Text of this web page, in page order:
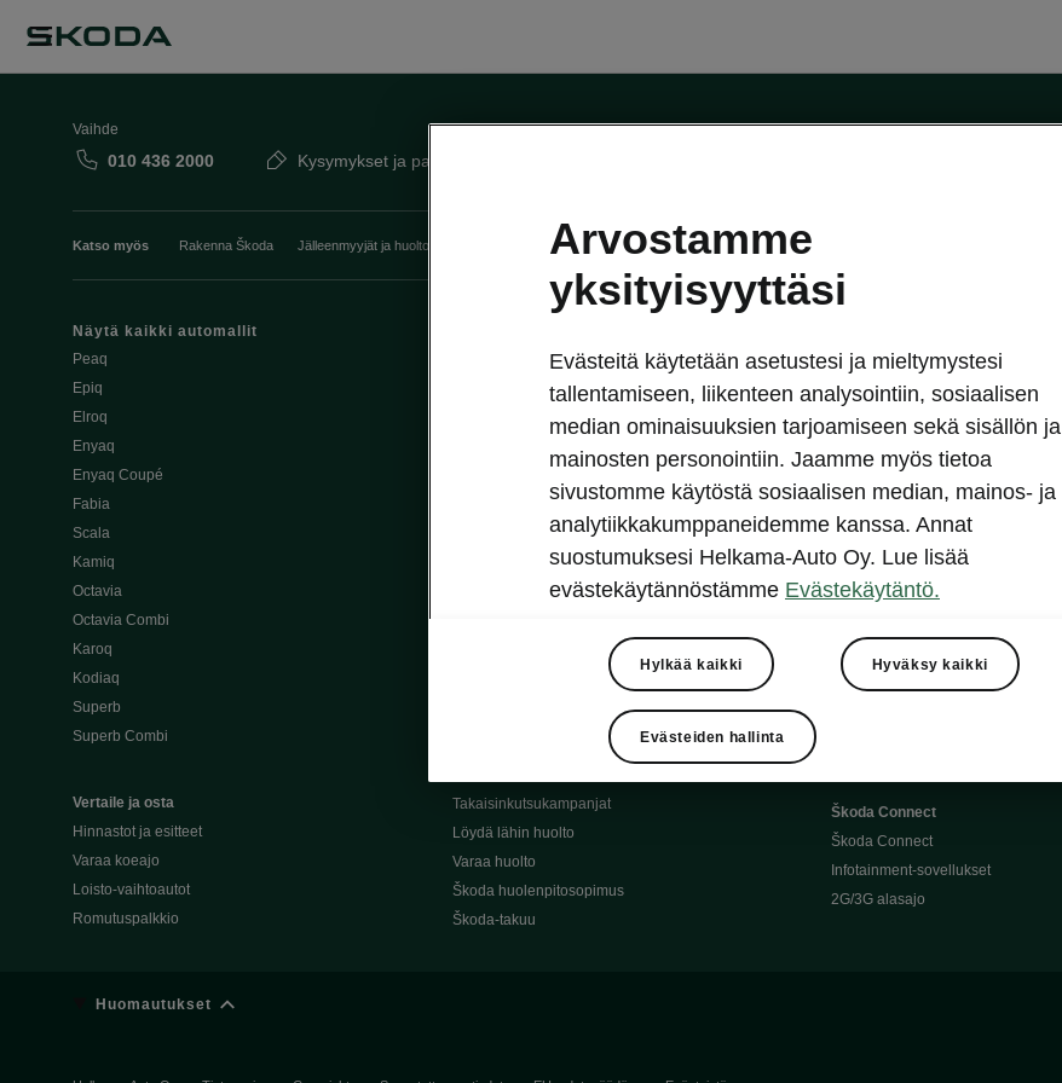
Vaihde
010 436 2000 Kysymykset ja palaute
Katso myös Rakenna Škoda Jälleenmyyjät ja huolto Heti vapaat Škoda-mallit Käyttöohjeet Škoda Shop
Näytä kaikki automallit
Peaq
Epiq
Elroq
Enyaq
Enyaq Coupé
Fabia
Scala
Kamiq
Octavia
Octavia Combi
Karoq
Kodiaq
Superb
Superb Combi
Vertaile ja osta
Hinnastot ja esitteet
Varaa koeajo
Loisto-vaihtoautot
Romutuspalkkio
Osta Škoda verkossa
Škoda Yksityisleasing
Škodan Vakuutus
Škoda 4×4 -mallit
Škoda-katumaasturimallit
Alkuperäiset Škoda-varaosat
Alkuperäiset Škoda-moottoriöljyt
Takaisinkutsukampanjat
Löydä lähin huolto
Varaa huolto
Škoda huolenpitosopimus
Škoda-takuu
Avustinjärjestelmät
Sähköautot ja hybridit
Sähköautot ja hybridit
Ladattavat hybridit
Vinkkejä sähköautoiluun
Ajoakku ja turvallisuus
Ohjelmiston päivitys
Kotilataus
Latauspisteet kartalla
Škoda Connect
Škoda Connect
Infotainment-sovellukset
2G/3G alasajo
Huomautukset
Arvostamme
yksityisyyttäsi
Evästeitä käytetään asetustesi ja mieltymystesi
tallentamiseen, liikenteen analysointiin, sosiaalisen
median ominaisuuksien tarjoamiseen sekä sisällön ja
mainosten personointiin. Jaamme myös tietoa
sivustomme käytöstä sosiaalisen median, mainos- ja
analytiikkakumppaneidemme kanssa. Annat
suostumuksesi Helkama-Auto Oy. Lue lisää
evästekäytännöstämme Evästekäytäntö.
Hylkää kaikki Hyväksy kaikki
Evästeiden hallinta